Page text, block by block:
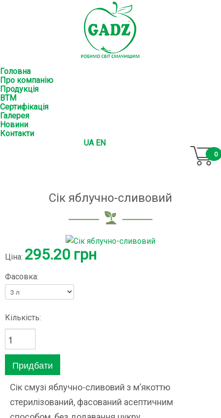
Головна
Про компанію
Продукція
ВТМ
Сертифікація
Галерея
Новини
Контакти
0
UA EN
Сік яблучно-сливовий
Ціна: 295.20 грн
Фасовка:
Кількість:
Сік смузі яблучно-сливовий з м’якоттю
стерилізований, фасований асептичним